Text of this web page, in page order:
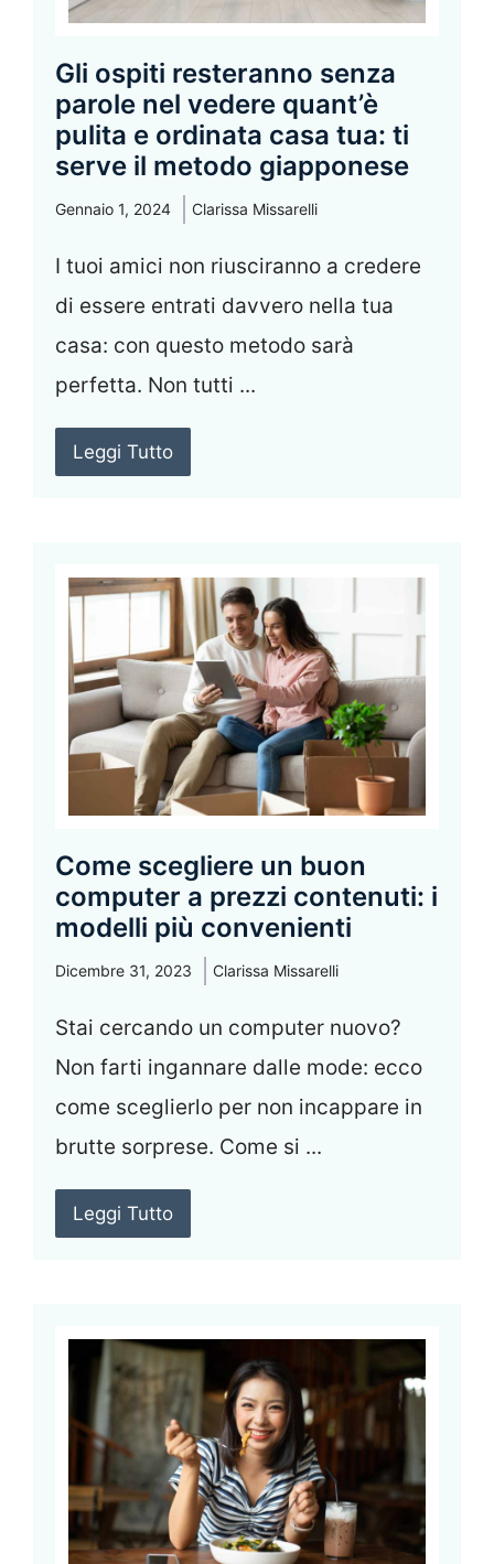
Gli ospiti resteranno senza
parole nel vedere quant’è
pulita e ordinata casa tua: ti
serve il metodo giapponese
Gennaio 1, 2024 Clarissa Missarelli
I tuoi amici non riusciranno a credere
di essere entrati davvero nella tua
casa: con questo metodo sarà
perfetta. Non tutti ...
Leggi Tutto
Come scegliere un buon
computer a prezzi contenuti: i
modelli più convenienti
Dicembre 31, 2023 Clarissa Missarelli
Stai cercando un computer nuovo?
Non farti ingannare dalle mode: ecco
come sceglierlo per non incappare in
brutte sorprese. Come si ...
Leggi Tutto